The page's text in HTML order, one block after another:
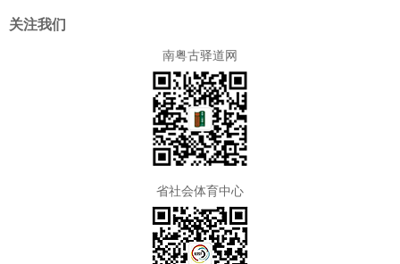
关注我们
南粤古驿道网
省社会体育中心